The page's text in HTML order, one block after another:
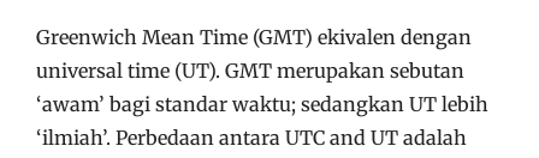
Greenwich Mean Time (GMT) ekivalen dengan
universal time (UT). GMT merupakan sebutan
‘awam’ bagi standar waktu; sedangkan UT lebih
‘ilmiah’. Perbedaan antara UTC and UT adalah